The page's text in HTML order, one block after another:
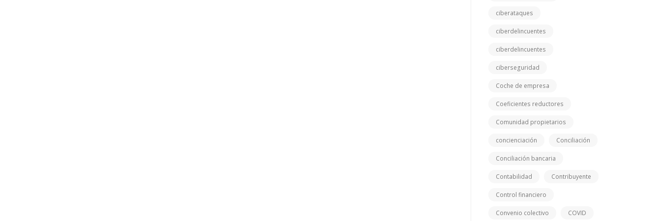
ciberataques
ciberdelincuentes
ciberdelincuentes
ciberseguridad
Coche de empresa
Coeficientes reductores
Comunidad propietarios
concienciación Conciliación
Conciliación bancaria
Contabilidad Contribuyente
Control financiero
Convenio colectivo COVID